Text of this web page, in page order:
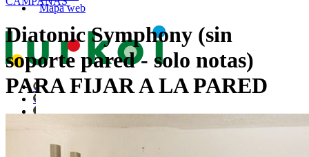
Mapa web
empresa
Diatonic Symphony (sin
soporte pared - solo notas)
PARA FIJAR A LA PARED